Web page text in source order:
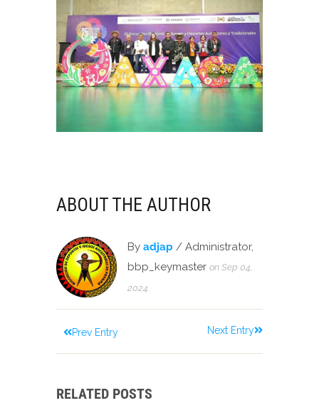
ABOUT THE AUTHOR
By adjap / Administrator,
bbp_keymaster on Sep 04,
2024
Prev Entry Next Entry
RELATED POSTS